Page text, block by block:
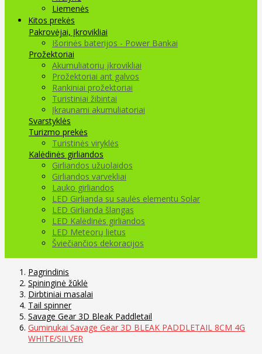
Liemenės
Kitos prekės
Pakrovėjai, Įkrovikliai
Išorinės baterijos - Power Bankai
Prožektoriai
Akumuliatorių įkrovikliai
Prožektoriai ant galvos
Rankiniai prožektoriai
Turistiniai žibintai
Įkraunami akumuliatoriai
Svarstyklės
Turizmo prekės
Turistinės viryklės
Kalėdinės girliandos
Girliandos užuolaidos
Girliandos varvekliai
Lauko girliandos
LED Girlianda su saulės elementu Solar
LED Girlianda šlangas
LED Kalėdinės girliandos
LED Meteorų lietus
Šviečiančios dekoracijos
Pagrindinis
Spininginė žūklė
Dirbtiniai masalai
Tail spinner
Savage Gear 3D Bleak Paddletail
Guminukai Savage Gear 3D BLEAK PADDLETAIL 8CM 4G
WHITE/SILVER